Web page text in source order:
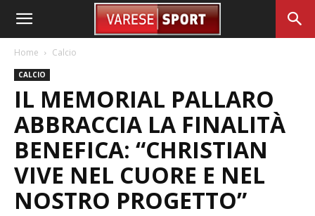
Home Calcio
CALCIO
IL MEMORIAL PALLARO
ABBRACCIA LA FINALITÀ
BENEFICA: “CHRISTIAN
VIVE NEL CUORE E NEL
NOSTRO PROGETTO”